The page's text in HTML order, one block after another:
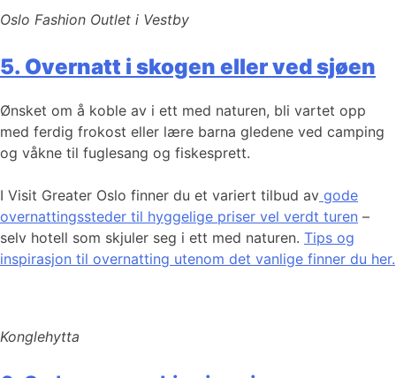
Oslo Fashion Outlet i Vestby
5. Overnatt i skogen eller ved sjøen
Ønsket om å koble av i ett med naturen, bli vartet opp
med ferdig frokost eller lære barna gledene ved camping
og våkne til fuglesang og fiskesprett.
I Visit Greater Oslo finner du et variert tilbud av gode
overnattingssteder til hyggelige priser vel verdt turen –
selv hotell som skjuler seg i ett med naturen. Tips og
inspirasjon til overnatting utenom det vanlige finner du her.
Konglehytta